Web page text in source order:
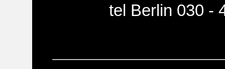
tel Berlin 030 -